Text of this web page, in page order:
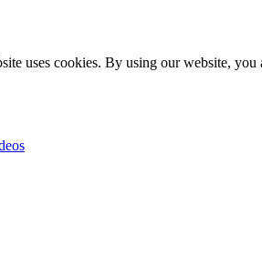
uses cookies. By using our website,